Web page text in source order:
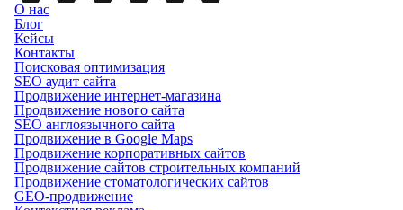
О нас
Блог
Кейсы
Контакты
Поисковая оптимизация
SEO аудит сайта
Продвижение интернет-магазина
Продвижение нового сайта
SEO англоязычного сайта
Продвижение в Google Maps
Продвижение корпоративных сайтов
Продвижение сайтов строительных компаний
Продвижение стоматологических сайтов
GEO-продвижение